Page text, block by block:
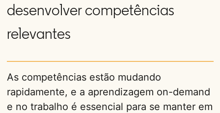
desenvolver competências
relevantes
As competências estão mudando
rapidamente, e a aprendizagem on-demand
e no trabalho é essencial para se manter em